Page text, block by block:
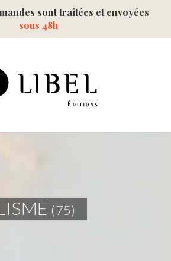
sont traitées et envoyées
sous 48h
(75)